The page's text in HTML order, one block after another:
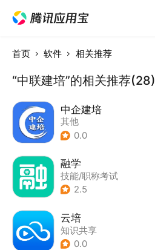
首页 软件 相关推荐
“中联建培”的相关推荐(28)
中企建培
其他
0.0
融学
技能/职称考试
2.5
云培
知识共享
0.0